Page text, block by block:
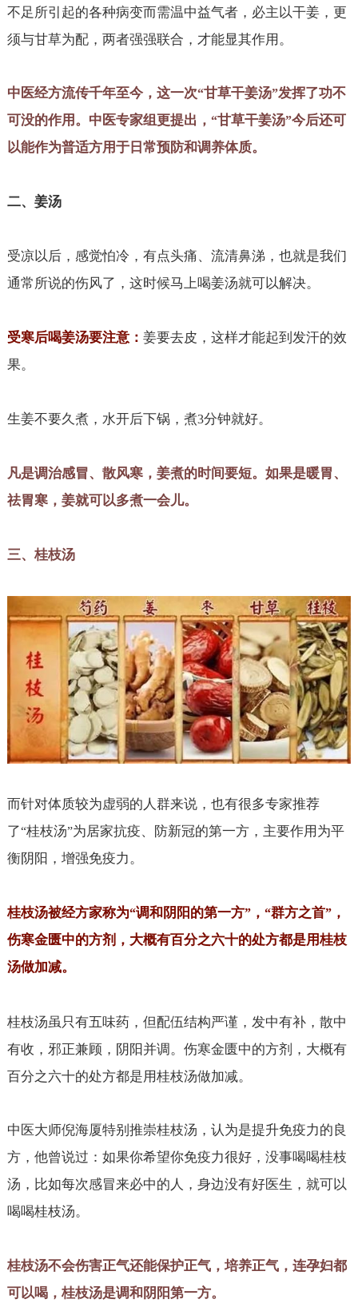
不足所引起的各种病变而需温中益气者，必主以干姜，更
须与甘草为配，两者强强联合，才能显其作用。
中医经方流传千年至今，这一次“甘草干姜汤”发挥了功不
可没的作用。中医专家组更提出， “甘草干姜汤”今后还可
以能作为普适方用于日常预防和调养体质。
二、姜汤
受凉以后，感觉怕冷，有点头痛、流清鼻涕，也就是我们
通常所说的伤风了，这时候马上喝姜汤就可以解决。
受寒后喝姜汤要注意： 姜要去皮，这样才能起到发汗的效
果。
生姜不要久煮，水开后下锅，煮3分钟就好。
凡是调治感冒、散风寒，姜煮的时间要短。如果是暖胃、
祛胃寒，姜就可以多煮一会儿。
三、桂枝汤
而针对体质较为虚弱的人群来说，也有很多专家推荐
了“桂枝汤”为居家抗疫、防新冠的第一方，主要作用为平
衡阴阳，增强免疫力。
桂枝汤被经方家称为“调和阴阳的第一方”， “群方之首”，
伤寒金匮中的方剂，大概有百分之六十的处方都是用桂枝
汤做加减。
桂枝汤虽只有五味药，但配伍结构严谨，发中有补，散中
有收，邪正兼顾，阴阳并调。伤寒金匮中的方剂，大概有
百分之六十的处方都是用桂枝汤做加减。
中医大师倪海厦特别推崇桂枝汤，认为是提升免疫力的良
方，他曾说过：如果你希望你免疫力很好，没事喝喝桂枝
汤，比如每次感冒来必中的人，身边没有好医生，就可以
喝喝桂枝汤。
桂枝汤不会伤害正气还能保护正气，培养正气，连孕妇都
可以喝，桂枝汤是调和阴阳第一方。